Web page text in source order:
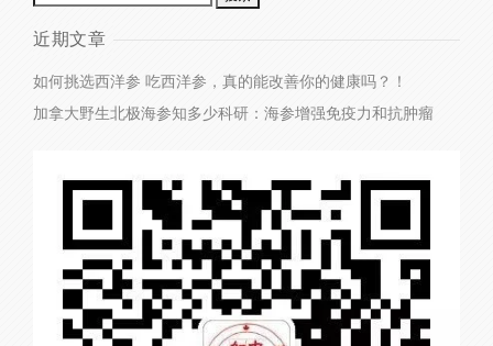
近期文章
如何挑选西洋参 吃西洋参，真的能改善你的健康吗？！
加拿大野生北极海参知多少科研：海参增强免疫力和抗肿瘤